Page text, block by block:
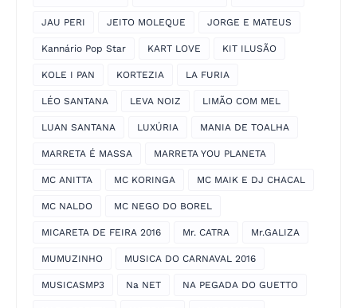
JAU PERI JEITO MOLEQUE JORGE E MATEUS
Kannário Pop Star KART LOVE KIT ILUSÃO
KOLE I PAN KORTEZIA LA FURIA
LÉO SANTANA LEVA NOIZ LIMÃO COM MEL
LUAN SANTANA LUXÚRIA MANIA DE TOALHA
MARRETA É MASSA MARRETA YOU PLANETA
MC ANITTA MC KORINGA MC MAIK E DJ CHACAL
MC NALDO MC NEGO DO BOREL
MICARETA DE FEIRA 2016 Mr. CATRA Mr.GALIZA
MUMUZINHO MUSICA DO CARNAVAL 2016
MUSICASMP3 Na NET NA PEGADA DO GUETTO